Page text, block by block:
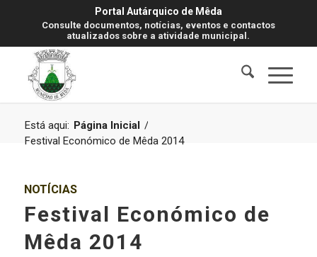
Portal Autárquico de Mêda
Consulte documentos, notícias, eventos e contactos
atualizados sobre a atividade municipal.
Está aqui: Página Inicial /
Festival Económico de Mêda 2014
NOTÍCIAS
Festival Económico de
Mêda 2014